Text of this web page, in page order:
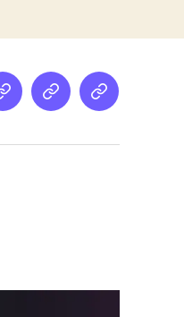
Medienstreamletter
Podcast